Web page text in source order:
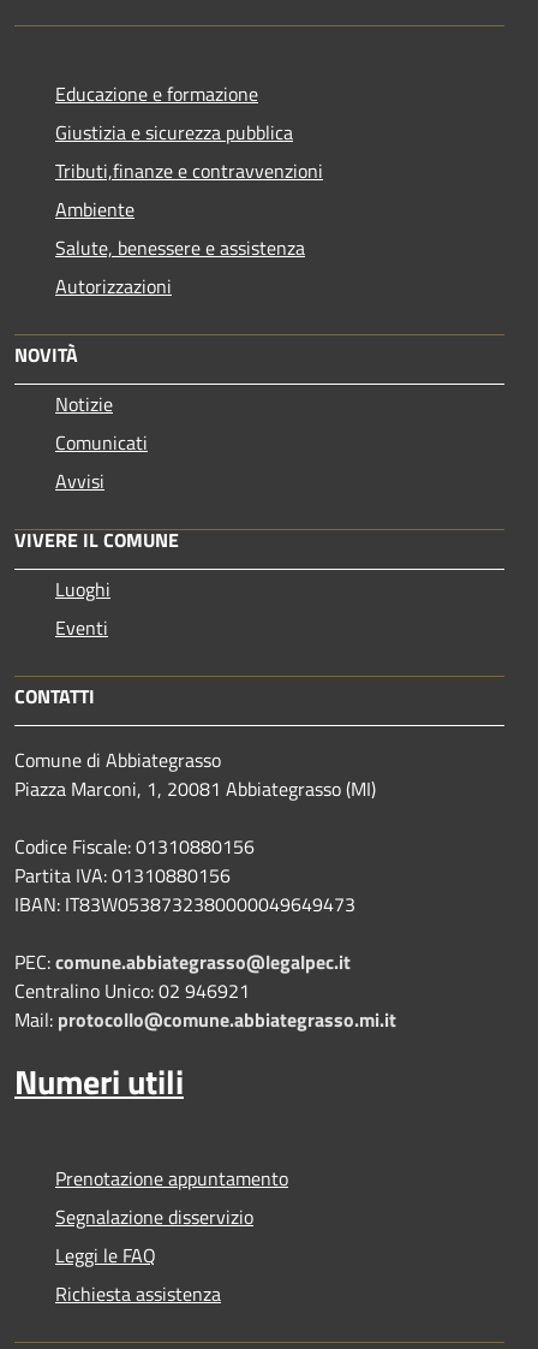
Educazione e formazione
Giustizia e sicurezza pubblica
Tributi,finanze e contravvenzioni
Ambiente
Salute, benessere e assistenza
Autorizzazioni
NOVITÀ
Notizie
Comunicati
Avvisi
VIVERE IL COMUNE
Luoghi
Eventi
CONTATTI
Comune di Abbiategrasso
Piazza Marconi, 1, 20081 Abbiategrasso (MI)
Codice Fiscale: 01310880156
Partita IVA: 01310880156
IBAN: IT83W0538732380000049649473
PEC:comune.abbiategrasso@legalpec.it
Centralino Unico: 02 946921
Mail: protocollo@comune.abbiategrasso.mi.it
Numeri utili
Prenotazione appuntamento
Segnalazione disservizio
Leggi le FAQ
Richiesta assistenza